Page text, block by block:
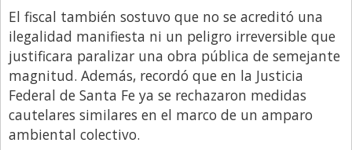
El fiscal también sostuvo que no se acreditó una
ilegalidad manifiesta ni un peligro irreversible que
justificara paralizar una obra pública de semejante
magnitud. Además, recordó que en la Justicia
Federal de Santa Fe ya se rechazaron medidas
cautelares similares en el marco de un amparo
ambiental colectivo.